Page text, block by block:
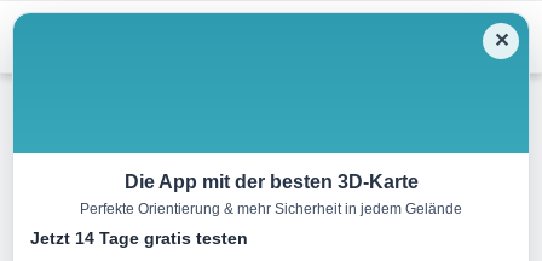
Menu
Radtour
352 Radtour “Steyrtalblick”
✕
Die App mit der besten 3D-Karte
Perfekte Orientierung & mehr Sicherheit in jedem Gelände
Jetzt 14 Tage gratis testen